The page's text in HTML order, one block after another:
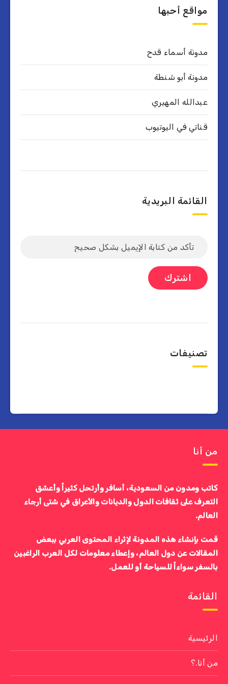
مواقع أحبها
مدونة أسماء قدح
مدونة أبو شنطة
عبدالله المهيري
قناتي في اليوتيوب
القائمة البريدية
تصنيفات
من أنا
كاتب ومدون من السعودية، أسافر وأرتحل كثيراً وأعشق
التعرف على ثقافات الدول والديانات والأعراق في شتى أرجاء
العالم.
قمت بإنشاء هذه المدونة لإثراء المحتوى العربي ببعض
المقالات عن دول العالم، وإعطاء معلومات لكل العرب الراغبين
بالسفر سواءاً للسياحة أو للعمل.
القائمة
الرئيسية
من أنا.؟